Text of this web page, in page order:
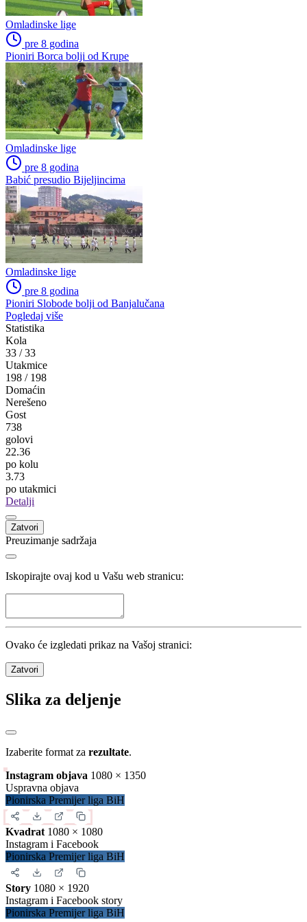
Omladinske lige
pre 8 godina
Pioniri Borca bolji od Krupe
Omladinske lige
pre 8 godina
Babić presudio Bijeljincima
Omladinske lige
pre 8 godina
Pioniri Slobode bolji od Banjalučana
Pogledaj više
Statistika
Kola
33 /33
Utakmice
198 / 198
Domaćin
Nerešeno
Gost
738
golovi
22.36
po kolu
3.73
po utakmici
Detalji
Zatvori
Preuzimanje sadržaja
Iskopirajte ovaj kod u Vašu web stranicu:
Ovako će izgledati prikaz na Vašoj stranici:
Zatvori
Slika za deljenje
Izaberite format za rezultate.
Instagram objava 1080 × 1350
Uspravna objava
Pionirska Premijer liga BiH
Kvadrat 1080 × 1080
Instagram i Facebook
Pionirska Premijer liga BiH
Story 1080 × 1920
Instagram i Facebook story
Pionirska Premijer liga BiH